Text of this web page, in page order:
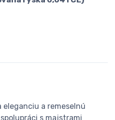
eleganciu a remeselnú
s majstrami